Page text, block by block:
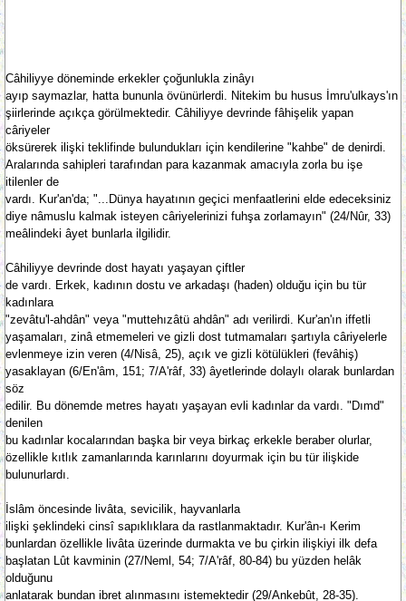
Câhiliyye döneminde erkekler çoğunlukla zinâyı
ayıp saymazlar, hatta bununla övünürlerdi. Nitekim bu husus İmru'ulkays'ın
şiirlerinde açıkça görülmektedir. Câhiliyye devrinde fâhişelik yapan
câriyeler
öksürerek ilişki teklifinde bulundukları için kendilerine "kahbe" de denirdi.
Aralarında sahipleri tarafından para kazanmak amacıyla zorla bu işe
itilenler de
vardı. Kur'an'da; "...Dünya hayatının geçici menfaatlerini elde edeceksiniz
diye nâmuslu kalmak isteyen câriyelerinizi fuhşa zorlamayın" (24/Nûr, 33)
meâlindeki âyet bunlarla ilgilidir.
Câhiliyye devrinde dost hayatı yaşayan çiftler
de vardı. Erkek, kadının dostu ve arkadaşı (haden) olduğu için bu tür
kadınlara
"zevâtu'l-ahdân" veya "muttehızâtü ahdân" adı verilirdi. Kur'an'ın iffetli
yaşamaları, zinâ etmemeleri ve gizli dost tutmamaları şartıyla câriyelerle
evlenmeye izin veren (4/Nisâ, 25), açık ve gizli kötülükleri (fevâhiş)
yasaklayan (6/En'âm, 151; 7/A'râf, 33) âyetlerinde dolaylı olarak bunlardan
söz
edilir. Bu dönemde metres hayatı yaşayan evli kadınlar da vardı. "Dımd"
denilen
bu kadınlar kocalarından başka bir veya birkaç erkekle beraber olurlar,
özellikle kıtlık zamanlarında karınlarını doyurmak için bu tür ilişkide
bulunurlardı.
İslâm öncesinde livâta, sevicilik, hayvanlarla
ilişki şeklindeki cinsî sapıklıklara da rastlanmaktadır. Kur'ân-ı Kerim
bunlardan özellikle livâta üzerinde durmakta ve bu çirkin ilişkiyi ilk defa
başlatan Lût kavminin (27/Neml, 54; 7/A'râf, 80-84) bu yüzden helâk
olduğunu
anlatarak bundan ibret alınmasını istemektedir (29/Ankebût, 28-35).